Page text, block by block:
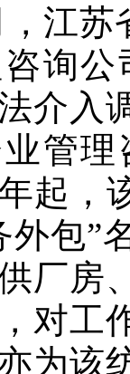
，江苏
询
介入
管
起，
外包”
厂房
， 对工
为该